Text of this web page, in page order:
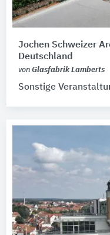
Jochen Schweizer
Deutschland
von Glasfabrik Lamberts
Sonstige